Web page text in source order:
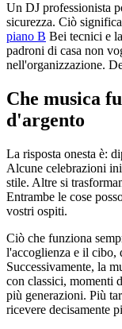
Un DJ professionista
sicurezza. Ciò
piano B Bei tecnici e
padroni di casa non
nell'organizzazione.
Che musica
d'argento
La risposta onesta è:
Alcune celebrazioni
stile. Altre si
Entrambe le cose
vostri ospiti.
Ciò che funziona
l'accoglienza e il cibo,
Successivamente, la
con classici, momenti
più generazioni. Più
ricevere decisamente